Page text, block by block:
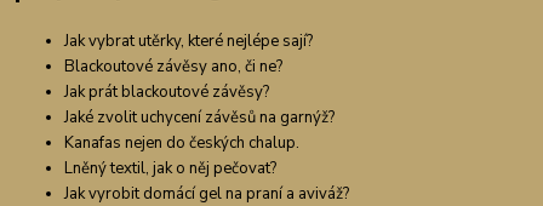
Jak vybrat utěrky, které nejlépe sají?
Blackoutové závěsy ano, či ne?
Jak prát blackoutové závěsy?
Jaké zvolit uchycení závěsů na garnýž?
Kanafas nejen do českých chalup.
Lněný textil, jak o něj pečovat?
Jak vyrobit domácí gel na praní a aviváž?